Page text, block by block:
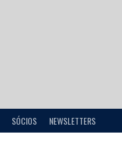
SÓCIOS NEWSLETTERS